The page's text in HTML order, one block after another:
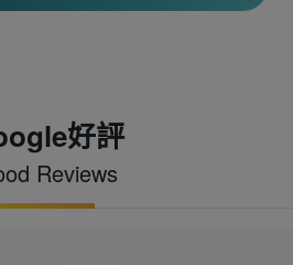
好評
Reviews